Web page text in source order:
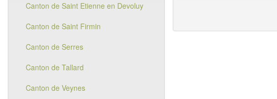
Canton de Saint Etienne en Devoluy
Canton de Saint Firmin
Canton de Serres
Canton de Tallard
Canton de Veynes